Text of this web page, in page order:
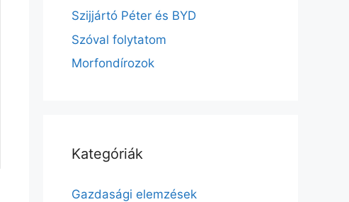
Szijjártó Péter és BYD
Szóval folytatom
Morfondírozok
Kategóriák
Gazdasági elemzések